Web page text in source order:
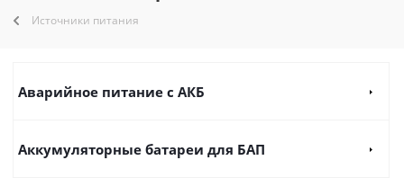
Источники питания
Аварийное питание с АКБ
Аккумуляторные батареи для БАП